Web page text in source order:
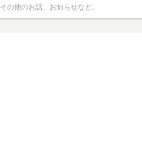
その他のお話、お知らせなど。